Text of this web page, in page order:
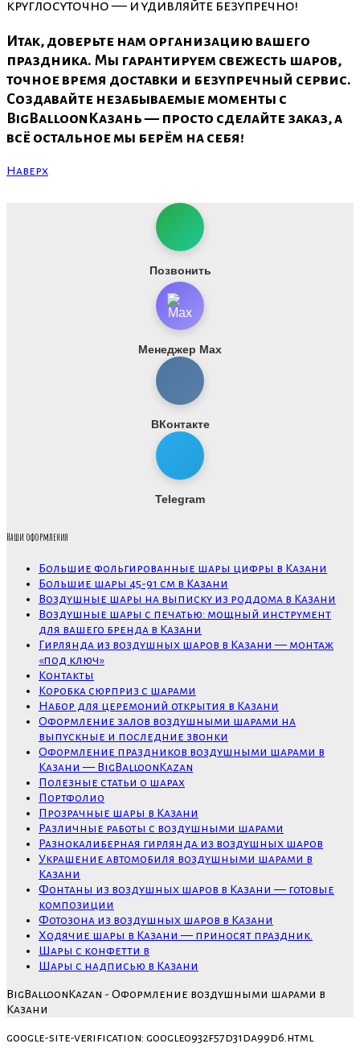
круглосуточно — и удивляйте безупречно!
Итак, доверьте нам организацию вашего
праздника. Мы гарантируем свежесть шаров,
точное время доставки и безупречный сервис.
Создавайте незабываемые моменты с
BigBalloonКазань — просто сделайте заказ, а
всё остальное мы берём на себя!
Наверх
Позвонить
Менеджер Max
ВКонтакте
Telegram
Наши оформления
Большие фольгированные шары цифры в Казани
Большие шары 45-91 см в Казани
Воздушные шары на выписку из роддома в Казани
Воздушные шары с печатью: мощный инструмент
для вашего бренда в Казани
Гирлянда из воздушных шаров в Казани — монтаж
«под ключ»
Контакты
Коробка сюрприз с шарами
Набор для церемоний открытия в Казани
Оформление залов воздушными шарами на
выпускные и последние звонки
Оформление праздников воздушными шарами в
Казани — BigBalloonKazan
Полезные статьи о шарах
Портфолио
Прозрачные шары в Казани
Различные работы с воздушными шарами
Разнокалиберная гирлянда из воздушных шаров
Украшение автомобиля воздушными шарами в
Казани
Фонтаны из воздушных шаров в Казани — готовые
композиции
Фотозона из воздушных шаров в Казани
Ходячие шары в Казани — приносят праздник.
Шары с конфетти в
Шары с надписью в Казани
BigBalloonKazan - Оформление воздушными шарами в
Казани
google-site-verification: google0932f57d31da99d6.html